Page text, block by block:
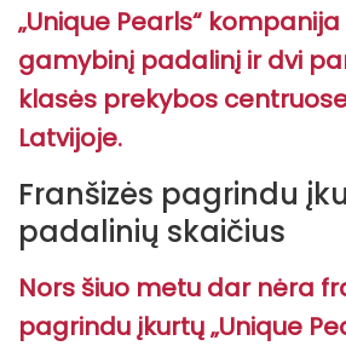
„Unique Pearls“
gamybinį padalinį ir dvi
klasės prekybos
Latvijoje.
Franšizės pagrindu
padalinių skaičius
Nors šiuo metu dar nėra
pagrindu įkurtų „Unique